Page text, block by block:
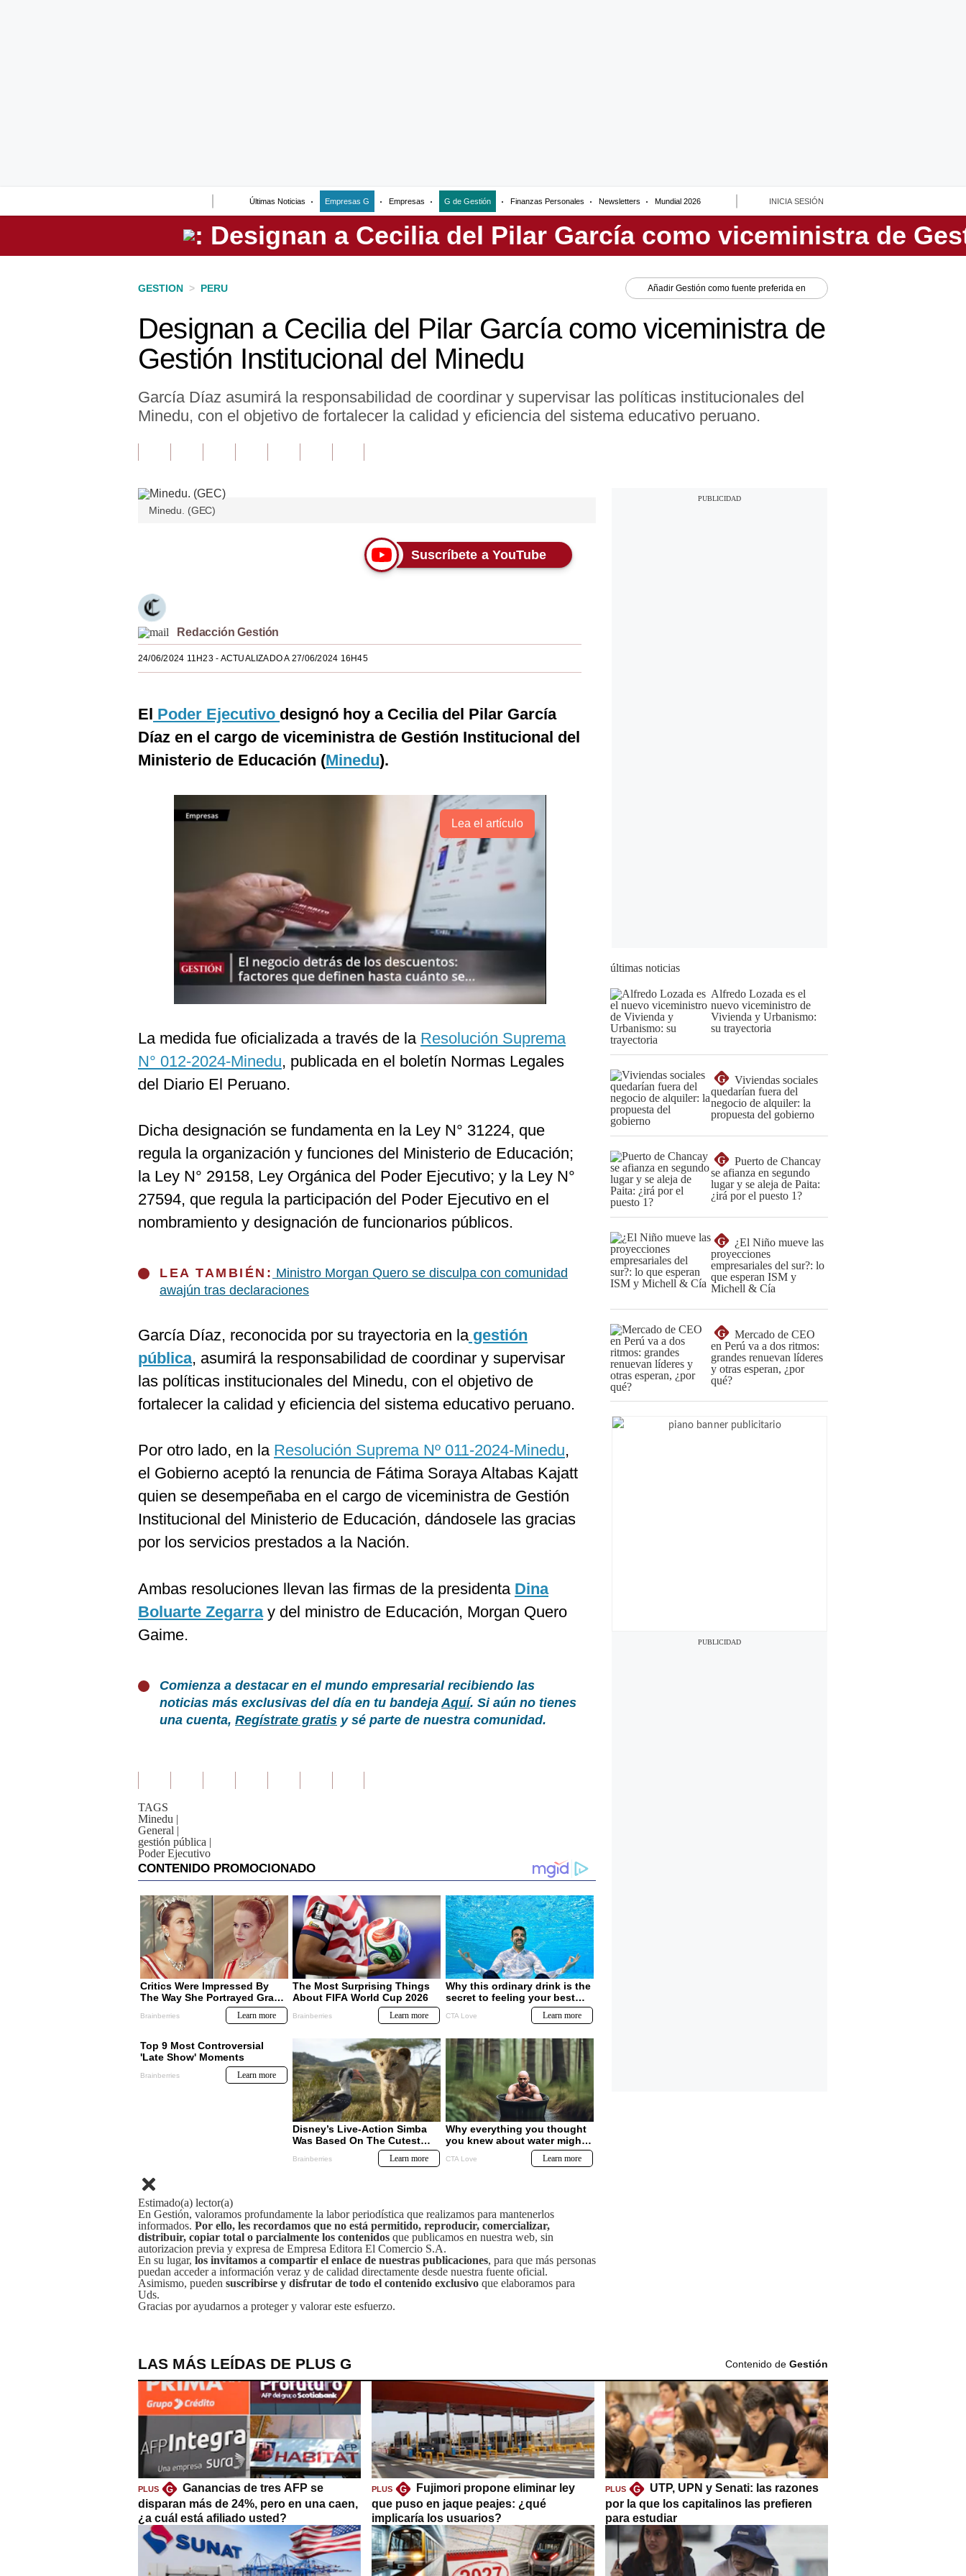
Últimas Noticias Empresas G Empresas G de Gestión Finanzas Personales Newsletters Mundial 2026 INICIA SESIÓN
Perú
GESTION > PERU Añadir Gestión como fuente preferida en
Designan a Cecilia del Pilar García como viceministra de
Gestión Institucional del Minedu
García Díaz asumirá la responsabilidad de coordinar y supervisar las políticas institucionales del
Minedu, con el objetivo de fortalecer la calidad y eficiencia del sistema educativo peruano.
Minedu. (GEC)
Suscríbete a YouTube
Redacción Gestión
24/06/2024 11H23- ACTUALIZADO A 27/06/2024 16H45
El Poder Ejecutivo designó hoy a Cecilia del Pilar García
Díaz en el cargo de viceministra de Gestión Institucional del
Ministerio de Educación (Minedu).
Lea el artículo
La medida fue oficializada a través de la Resolución Suprema
N° 012-2024-Minedu, publicada en el boletín Normas Legales
del Diario El Peruano.
Dicha designación se fundamenta en la Ley N° 31224, que
regula la organización y funciones del Ministerio de Educación;
la Ley N° 29158, Ley Orgánica del Poder Ejecutivo; y la Ley N°
27594, que regula la participación del Poder Ejecutivo en el
nombramiento y designación de funcionarios públicos.
LEA TAMBIÉN: Ministro Morgan Quero se disculpa con comunidad
awajún tras declaraciones
García Díaz, reconocida por su trayectoria en lagestión
pública, asumirá la responsabilidad de coordinar y supervisar
las políticas institucionales del Minedu, con el objetivo de
fortalecer la calidad y eficiencia del sistema educativo peruano.
Por otro lado, en la Resolución Suprema Nº 011-2024-Minedu,
el Gobierno aceptó la renuncia de Fátima Soraya Altabas Kajatt
quien se desempeñaba en el cargo de viceministra de Gestión
Institucional del Ministerio de Educación, dándosele las gracias
por los servicios prestados a la Nación.
Ambas resoluciones llevan las firmas de la presidenta Dina
Boluarte Zegarray del ministro de Educación, Morgan Quero
Gaime.
Comienza a destacar en el mundo empresarial recibiendo las
noticias más exclusivas del día en tu bandejaAquí. Si aún no tienes
una cuenta, Regístrate gratis y sé parte de nuestra comunidad.
TAGS
Minedu |
General |
gestión pública |
Poder Ejecutivo
Estimado(a) lector(a)
En Gestión, valoramos profundamente la labor periodística que realizamos para mantenerlos
informados. Por ello, les recordamos que no está permitido, reproducir, comercializar,
distribuir, copiar total o parcialmente los contenidos que publicamos en nuestra web, sin
autorizacion previa y expresa de Empresa Editora El Comercio S.A.
En su lugar, los invitamos a compartir el enlace de nuestras publicaciones, para que más personas
puedan acceder a información veraz y de calidad directamente desde nuestra fuente oficial.
Asimismo, pueden suscribirse y disfrutar de todo el contenido exclusivo que elaboramos para
Uds.
Gracias por ayudarnos a proteger y valorar este esfuerzo.
últimas noticias
Alfredo Lozada es el
nuevo viceministro de
Vivienda y Urbanismo:
su trayectoria
G
Viviendas sociales
quedarían fuera del
negocio de alquiler: la
propuesta del gobierno
G
Puerto de Chancay
se afianza en segundo
lugar y se aleja de Paita:
¿irá por el puesto 1?
G
¿El Niño mueve las
proyecciones
empresariales del sur?: lo
que esperan ISM y
Michell & Cía
G
Mercado de CEO
en Perú va a dos ritmos:
grandes renuevan líderes
y otras esperan, ¿por
qué?
LAS MÁS LEÍDAS DE PLUS G Contenido de Gestión
PLUS G
Ganancias de tres AFP se
disparan más de 24%, pero en una caen,
¿a cuál está afiliado usted?
PLUS G
Fujimori propone eliminar ley
que puso en jaque peajes: ¿qué
implicaría los usuarios?
PLUS G
UTP, UPN y Senati: las razones
por la que los capitalinos las prefieren
para estudiar